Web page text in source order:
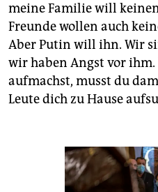
meine Familie will
Freunde wollen auch
Aber Putin will ihn. Wir
wir haben Angst vor
aufmachst, musst du
Leute dich zu Hause